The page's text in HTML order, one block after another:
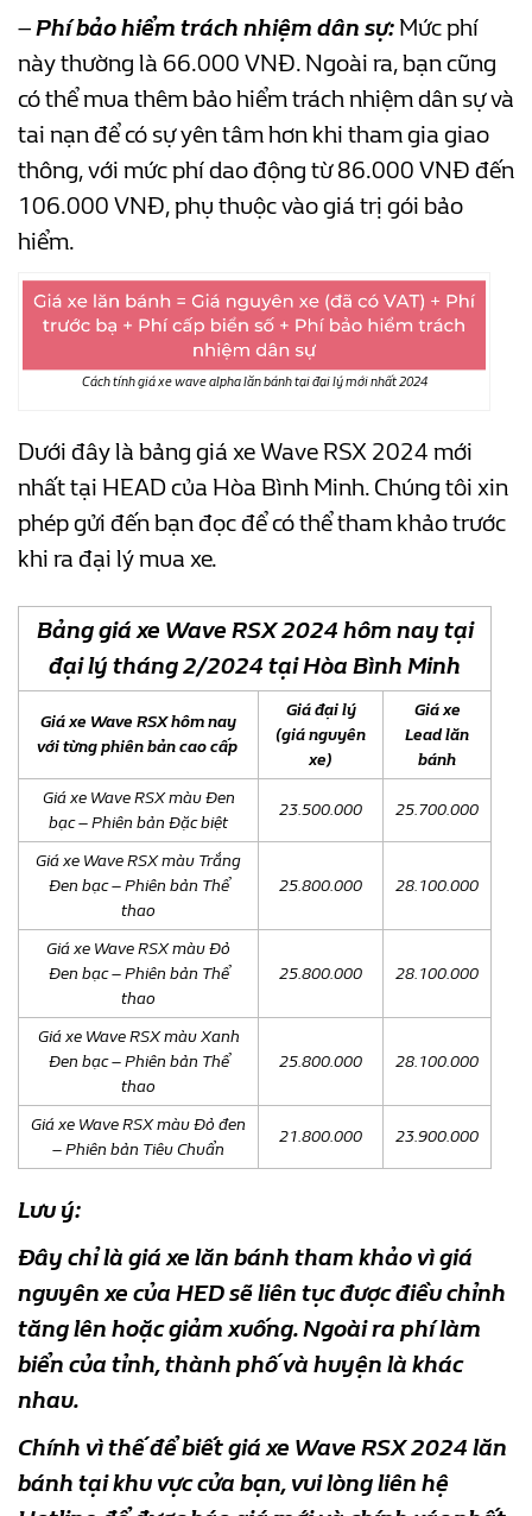
–Phí bảo hiểm trách nhiệm dân sự: Mức phí
này thường là 66.000 VNĐ. Ngoài ra, bạn cũng
có thể mua thêm bảo hiểm trách nhiệm dân sự và
tai nạn để có sự yên tâm hơn khi tham gia giao
thông, với mức phí dao động từ 86.000 VNĐ đến
106.000 VNĐ, phụ thuộc vào giá trị gói bảo
hiểm.
Cách tính giá xe wave alpha lăn bánh tại đại lý mới nhất 2024
Dưới đây là bảng giá xe Wave RSX 2024 mới
nhất tại HEAD của Hòa Bình Minh. Chúng tôi xin
phép gửi đến bạn đọc để có thể tham khảo trước
khi ra đại lý mua xe.
Bảng giá xe Wave RSX 2024 hôm nay tại
đại lý tháng 2/2024 tại Hòa Bình Minh
Giá xe Wave RSX hôm nay
với từng phiên bản cao cấp
Giá đại lý
(giá nguyên
xe)
Giá xe
Lead lăn
bánh
Giá xe Wave RSX màu Đen
bạc – Phiên bản Đặc biệt
23.500.000 25.700.000
Giá xe Wave RSX màu Trắng
Đen bạc – Phiên bản Thể
thao
25.800.000 28.100.000
Giá xe Wave RSX màu Đỏ
Đen bạc – Phiên bản Thể
thao
25.800.000 28.100.000
Giá xe Wave RSX màu Xanh
Đen bạc – Phiên bản Thể
thao
25.800.000 28.100.000
Giá xe Wave RSX màu Đỏ đen
– Phiên bản Tiêu Chuẩn
21.800.000 23.900.000
Lưu ý:
Đây chỉ là giá xe lăn bánh tham khảo vì giá
nguyên xe của HED sẽ liên tục được điều chỉnh
tăng lên hoặc giảm xuống. Ngoài ra phí làm
biển của tỉnh, thành phố và huyện là khác
nhau.
Chính vì thế để biết giá xe Wave RSX 2024 lăn
bánh tại khu vực cửa bạn, vui lòng liên hệ